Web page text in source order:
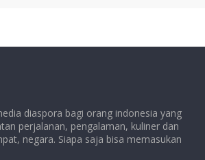
diaspora bagi orang indonesia yang
perjalanan, pengalaman, kuliner dan
negara. Siapa saja bisa memasukan